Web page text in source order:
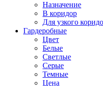
Назначение
В коридор
Для узкого
Гардеробные
Цвет
Белые
Светлые
Серые
Темные
Цена